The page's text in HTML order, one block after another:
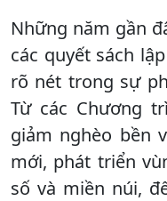
Những năm gần
các quyết sách
rõ nét trong sự
Từ các Chương
giảm nghèo bền
mới, phát triển
số và miền núi,